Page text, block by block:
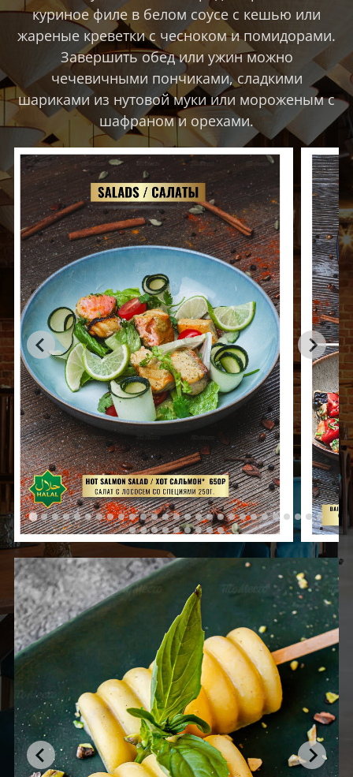
куриное филе в белом соусе с кешью или
жареные креветки с чесноком и помидорами.
Завершить обед или ужин можно
чечевичными пончиками, сладкими
шариками из нутовой муки или мороженым с
шафраном и орехами.